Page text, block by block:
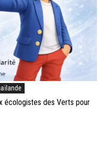
écologistes des Verts pour